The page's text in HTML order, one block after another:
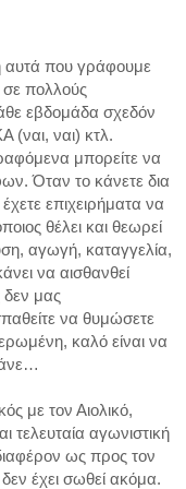
που γράφουμε
πολλούς
εβδομάδα σχεδόν
(ναι, ναι) κτλ.
μπορείτε να
Όταν το κάνετε δια
επιχειρήματα να
θέλει και θεωρεί
αγωγή, καταγγελία,
να αισθανθεί
δεν μας
να θυμώσετε
καλό είναι να
με τον Αιολικό,
τελευταία αγωνιστική
ως προς τον
δεν έχει σωθεί ακόμα.